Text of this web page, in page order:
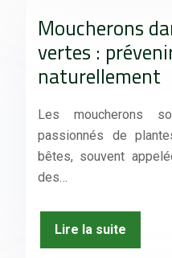
Moucherons
vertes :
naturellement
Les moucherons
passionnés de
bêtes, souvent
des…
Lire la suite